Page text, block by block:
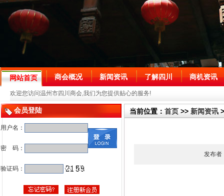
网站首页
欢迎您访问温州市四川商会,我们为您提供贴心的服务!
商会概况 新闻资讯 了解四川 商机资讯
会员登陆
用户名：
密 码：
验证码：
当前位置： 首页 >> 新闻资讯
发布